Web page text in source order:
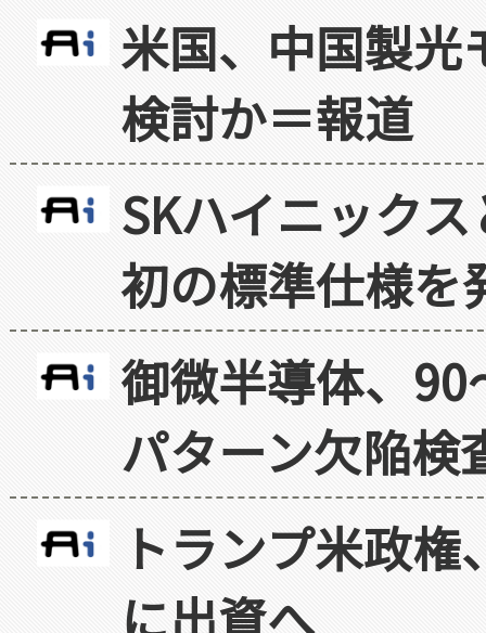
米国、中国製光
検討か＝報道
SKハイニック
初の標準仕様を
御微半導体、
パターン欠陥検
トランプ米政
に出資へ